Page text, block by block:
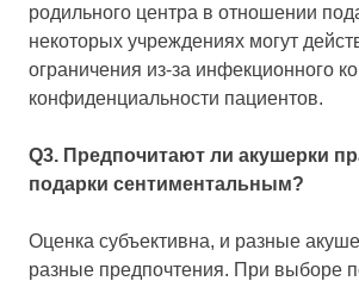
родильного центра в отношении
некоторых учреждениях могут
ограничения из-за инфекционного
конфиденциальности пациентов.
Q3. Предпочитают ли акушерки
подарки сентиментальным?
Оценка субъективна, и разные
разные предпочтения. При выборе